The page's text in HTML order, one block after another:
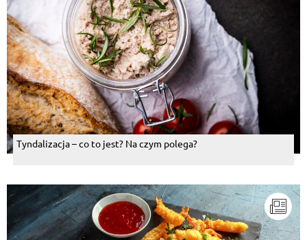
Tyndalizacja – co to jest? Na czym polega?